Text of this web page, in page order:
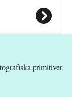
primitiver